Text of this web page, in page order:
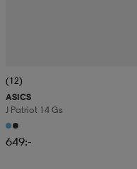
(12)
ASICS
J Patriot 14 Gs
649:-